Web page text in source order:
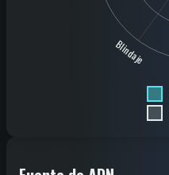
Blindaje